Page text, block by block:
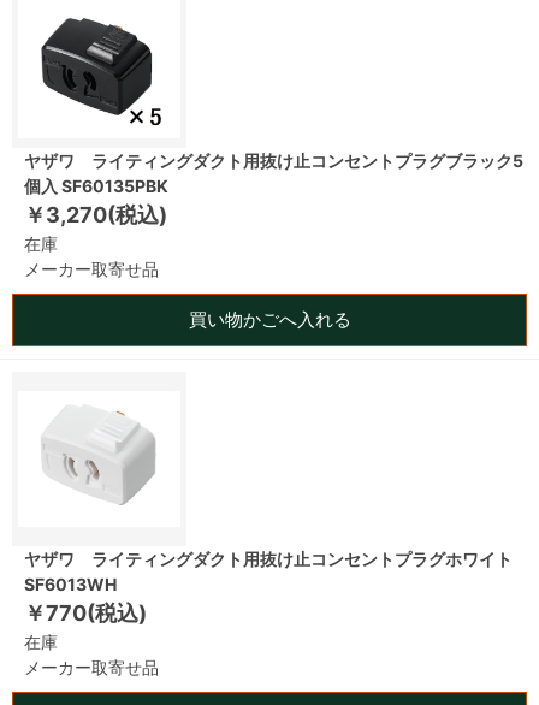
ヤザワ ライティングダクト用抜け止コンセントプラグブラック5
個入 SF60135PBK
￥3,270(税込)
在庫
メーカー取寄せ品
買い物かごへ入れる
ヤザワ ライティングダクト用抜け止コンセントプラグホワイト
SF6013WH
￥770(税込)
在庫
メーカー取寄せ品